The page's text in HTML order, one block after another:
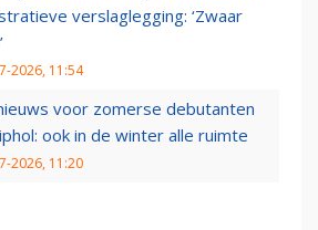
verslaglegging: ‘Zwaar
2026, 11:54
voor zomerse debutanten
ook in de winter alle ruimte
2026, 11:20